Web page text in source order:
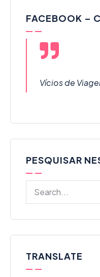
FACEBOOK –
Vícios de
PESQUISAR
TRANSLATE